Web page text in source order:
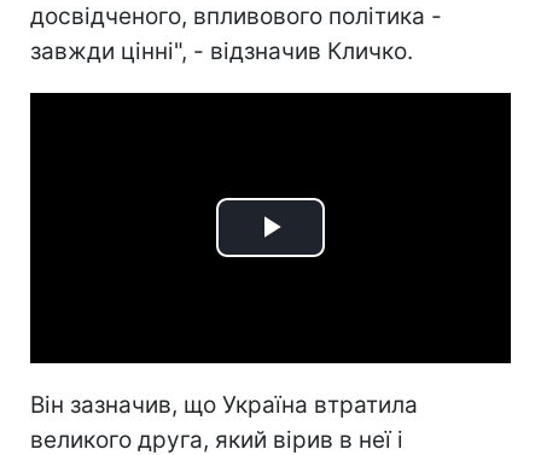
досвідченого, впливового політика -
завжди цінні", - відзначив Кличко.
Play
Він зазначив, що Україна втратила
великого друга, який вірив в неї і